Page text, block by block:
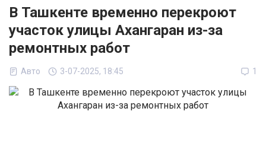
В Ташкенте временно перекроют
участок улицы Ахангаран из-за
ремонтных работ
Авто 3-07-2025, 18:45 1